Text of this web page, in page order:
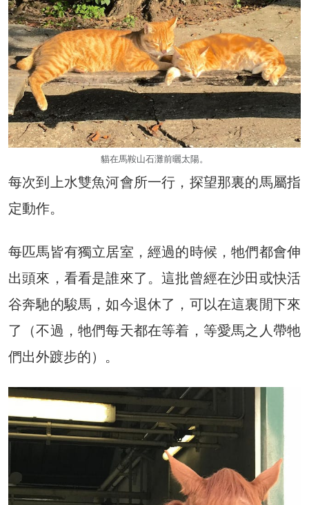
貓在馬鞍山石灘前曬太陽。
每次到上水雙魚河會所一行，探望那裏的馬屬指
定動作。
每匹馬皆有獨立居室，經過的時候，牠們都會伸
出頭來，看看是誰來了。這批曾經在沙田或快活
谷奔馳的駿馬，如今退休了，可以在這裏閒下來
了（不過，牠們每天都在等着，等愛馬之人帶牠
們出外踱步的）。